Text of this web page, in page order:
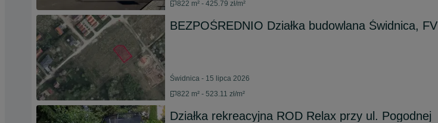
822 m² - 425.79 zł/m²
BEZPOŚREDNIO Działka budowlana Świdnica, FV
Świdnica - 15 lipca 2026
822 m² - 523.11 zł/m²
Działka rekreacyjna ROD Relax przy ul. Pogodnej